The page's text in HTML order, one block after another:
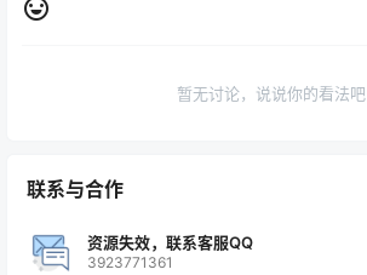
暂无讨论，说说你的看法吧
联系与合作
资源失效，联系客服QQ
3923771361